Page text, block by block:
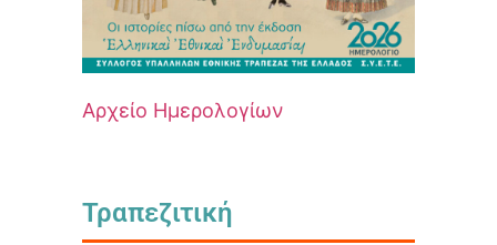
Αρχείο Ημερολογίων
Τραπεζιτική